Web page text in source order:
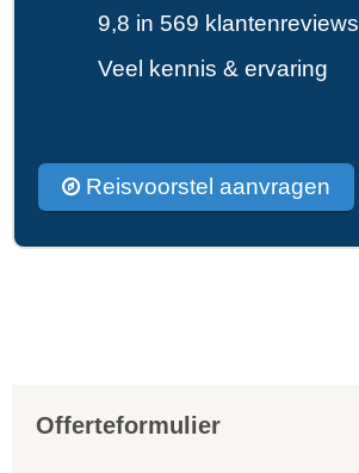
9,8 in 569 klantenreviews
Veel kennis & ervaring
Reisvoorstel aanvragen
Offerteformulier